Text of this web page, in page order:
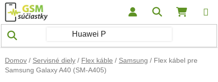
Prejsť na obsah Hľadať
Domov / Servisné diely / Flex káble / Samsung / Flex kábel pre
Samsung Galaxy A40 (SM-A405)